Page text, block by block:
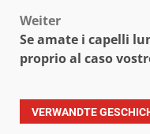
Weiter
Se amate i capelli
proprio al caso
VERWANDTE